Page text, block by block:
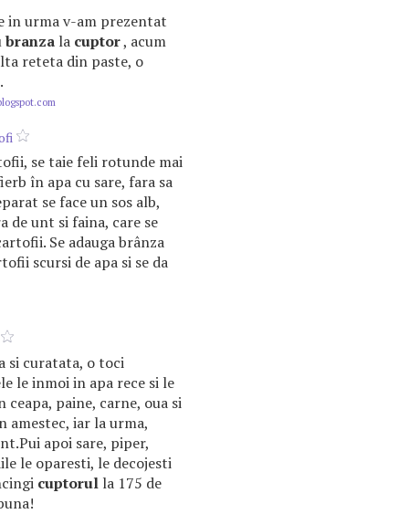
in urma v-am prezentat
branza la cuptor, acum
reteta din paste, o
se taie feli rotunde mai
în apa cu sare, fara sa
se face un sos alb,
de unt si faina, care se
Se adauga brânza
scursi de apa si se da
si curatata, o toci
le inmoi in apa rece si le
ceapa, paine, carne, oua si
amestec, iar la urma,
apoi sare, piper,
le oparesti, le decojesti
cuptorul la 175 de